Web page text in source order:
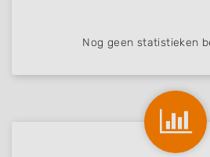
Nog geen statistieken